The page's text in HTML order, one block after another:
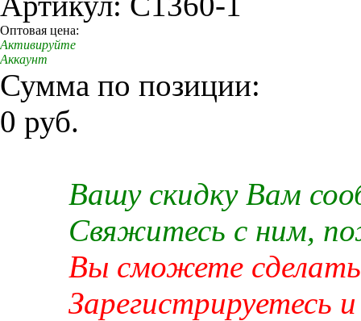
Оптовая цена:
Активируйте
Аккаунт
Сумма по позиции:
0 руб.
Вашу скидку Вам
Свяжитесь с ним,
Вы сможете сделать
Зарегистрируетесь